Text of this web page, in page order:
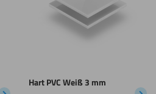
Hart PVC Weiß 3 mm